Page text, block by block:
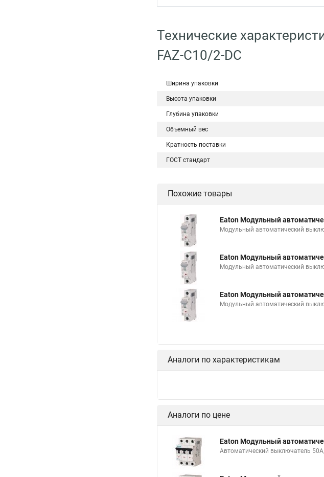
Технические
FAZ-C10/2-DC
Ширина упаковки
Высота упаковки
Глубина упаковки
Объемный вес
Кратность поставки
ГОСТ стандарт
Похожие товары
Eaton Модульный
Модульный автоматический
Eaton Модульный
Модульный автоматический
Eaton Модульный
Модульный автоматический
Аналоги по характеристикам
Аналоги по цене
Eaton Модульный
Автоматический выключатель